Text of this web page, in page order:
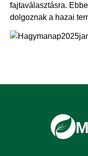
fajtaválasztásra.
dolgoznak a hazai